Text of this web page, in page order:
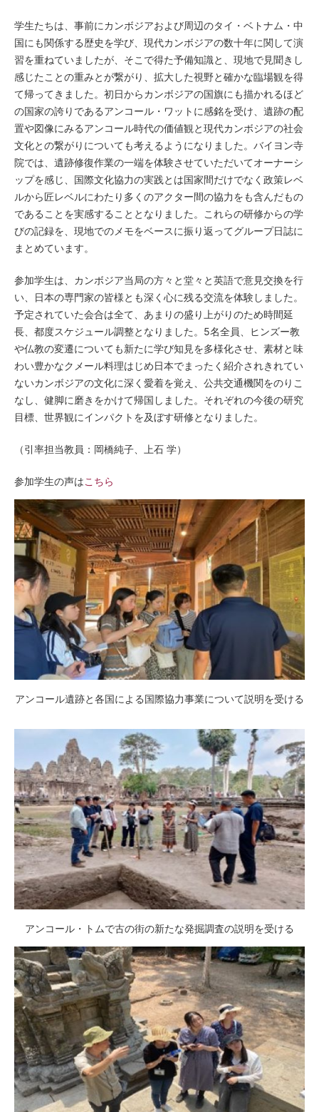
学生たちは、事前にカンボジアおよび周辺のタイ・ベトナム・中
国にも関係する歴史を学び、現代カンボジアの数十年に関して演
習を重ねていましたが、そこで得た予備知識と、現地で見聞きし
感じたことの重みとが繋がり、拡大した視野と確かな臨場観を得
て帰ってきました。初日からカンボジアの国旗にも描かれるほど
の国家の誇りであるアンコール・ワットに感銘を受け、遺跡の配
置や図像にみるアンコール時代の価値観と現代カンボジアの社会
文化との繋がりについても考えるようになりました。バイヨン寺
院では、遺跡修復作業の一端を体験させていただいてオーナーシ
ップを感じ、国際文化協力の実践とは国家間だけでなく政策レベ
ルから匠レベルにわたり多くのアクター間の協力をも含んだもの
であることを実感することとなりました。これらの研修からの学
びの記録を、現地でのメモをベースに振り返ってグループ日誌に
まとめています。
参加学生は、カンボジア当局の方々と堂々と英語で意見交換を行
い、日本の専門家の皆様とも深く心に残る交流を体験しました。
予定されていた会合は全て、あまりの盛り上がりのため時間延
長、都度スケジュール調整となりました。5名全員、ヒンズー教
や仏教の変遷についても新たに学び知見を多様化させ、素材と味
わい豊かなクメール料理はじめ日本でまったく紹介されきれてい
ないカンボジアの文化に深く愛着を覚え、公共交通機関をのりこ
なし、健脚に磨きをかけて帰国しました。それぞれの今後の研究
目標、世界観にインパクトを及ぼす研修となりました。
（引率担当教員：岡橋純子、上石 学）
参加学生の声はこちら
アンコール遺跡と各国による国際協力事業について説明を受ける
アンコール・トムで古の街の新たな発掘調査の説明を受ける